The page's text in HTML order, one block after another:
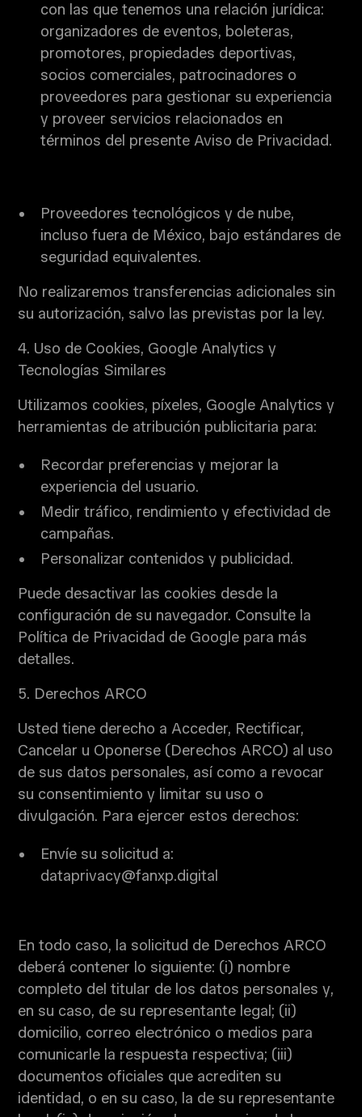
con las que tenemos una relación jurídica:
organizadores de eventos, boleteras,
promotores, propiedades deportivas,
socios comerciales, patrocinadores o
proveedores para gestionar su experiencia
y proveer servicios relacionados en
términos del presente Aviso de Privacidad.
Proveedores tecnológicos y de nube,
incluso fuera de México, bajo estándares de
seguridad equivalentes.
No realizaremos transferencias adicionales sin
su autorización, salvo las previstas por la ley.
4. Uso de Cookies, Google Analytics y
Tecnologías Similares
Utilizamos cookies, píxeles, Google Analytics y
herramientas de atribución publicitaria para:
Recordar preferencias y mejorar la
experiencia del usuario.
Medir tráfico, rendimiento y efectividad de
campañas.
Personalizar contenidos y publicidad.
Puede desactivar las cookies desde la
configuración de su navegador. Consulte la
Política de Privacidad de Google para más
detalles.
5. Derechos ARCO
Usted tiene derecho a Acceder, Rectificar,
Cancelar u Oponerse (Derechos ARCO) al uso
de sus datos personales, así como a revocar
su consentimiento y limitar su uso o
divulgación. Para ejercer estos derechos:
Envíe su solicitud a:
dataprivacy@fanxp.digital
En todo caso, la solicitud de Derechos ARCO
deberá contener lo siguiente: (i) nombre
completo del titular de los datos personales y,
en su caso, de su representante legal; (ii)
domicilio, correo electrónico o medios para
comunicarle la respuesta respectiva; (iii)
documentos oficiales que acrediten su
identidad, o en su caso, la de su representante